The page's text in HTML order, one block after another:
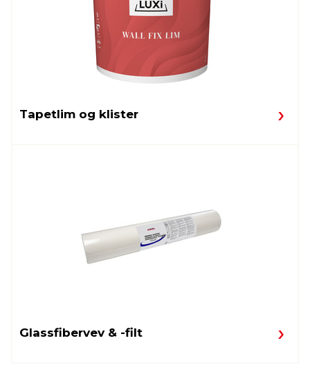
Tapetlim og klister
Glassfibervev & -filt